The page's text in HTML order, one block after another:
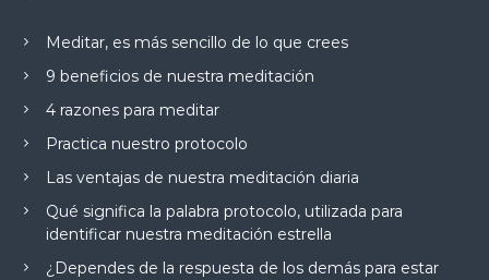
Meditar, es más sencillo de lo que crees
9 beneficios de nuestra meditación
4 razones para meditar
Practica nuestro protocolo
Las ventajas de nuestra meditación diaria
Qué significa la palabra protocolo, utilizada para
identificar nuestra meditación estrella
¿Dependes de la respuesta de los demás para estar